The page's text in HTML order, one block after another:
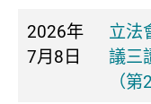
2026年
7月8日
立法
議三
（